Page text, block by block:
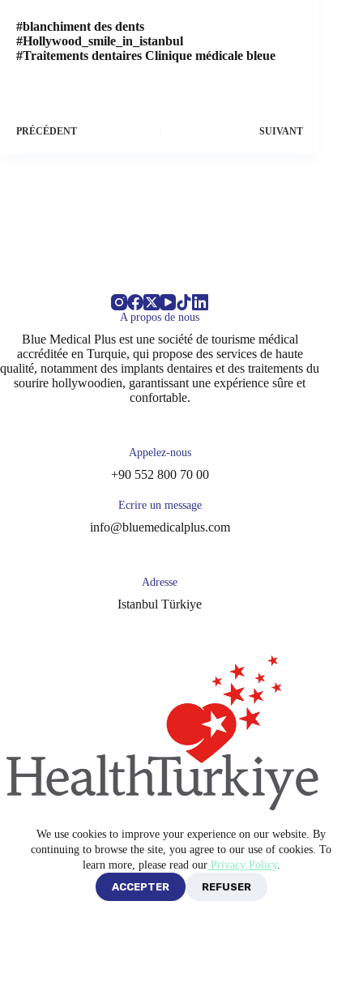
We use cookies to improve your experience on our website. By
continuing to browse the site, you agree to our use of cookies. To
learn more, please read ourPrivacy Policy.
ACCEPTER
REFUSER
#blanchiment des dents
#Hollywood_smile_in_istanbul
#Traitements dentaires Clinique médicale bleue
PRÉCÉDENT SUIVANT
A propos de nous
Blue Medical Plus est une société de tourisme médical
accréditée en Turquie, qui propose des services de haute
qualité, notamment des implants dentaires et des traitements du
sourire hollywoodien, garantissant une expérience sûre et
confortable.
Appelez-nous
+90 552 800 70 00
Ecrire un message
info@bluemedicalplus.com
Adresse
Istanbul Türkiye
Politique de confidentialité
Conditions générales d’utilisation